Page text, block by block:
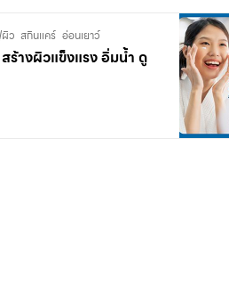
ว สกินแคร์ อ่อนเยาว์
างผิวแข็งแรง อิ่มน้ำ ดู